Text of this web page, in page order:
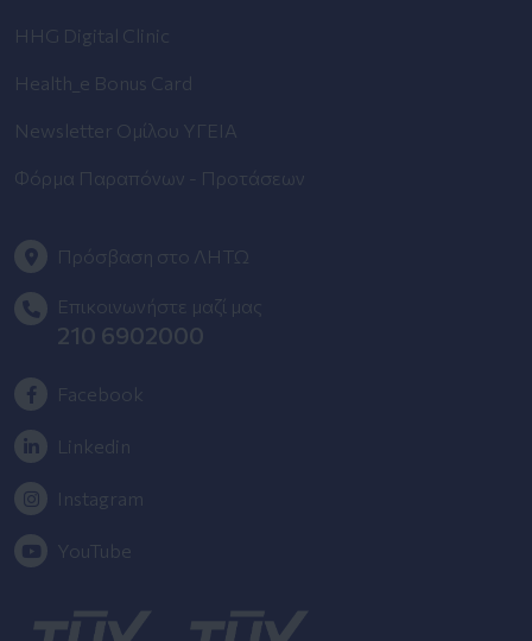
HHG Digital Clinic
Health_e Bonus Card
Newsletter Ομίλου ΥΓΕΙΑ
Φόρμα Παραπόνων - Προτάσεων
Πρόσβαση στο ΛΗΤΩ
Επικοινωνήστε μαζί μας
210 6902000
Facebook
Linkedin
Instagram
YouTube